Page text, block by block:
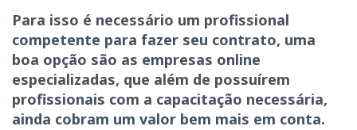
Para isso é necessário um profissional
competente para fazer seu contrato, uma
boa opção são as empresas online
especializadas, que além de possuírem
profissionais com a capacitação necessária,
ainda cobram um valor bem mais em conta.